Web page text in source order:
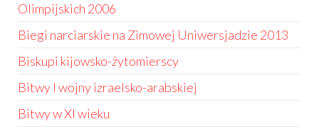
Olimpijskich 2006
Biegi narciarskie na Zimowej Uniwersjadzie 2013
Biskupi kijowsko-żytomierscy
Bitwy I wojny izraelsko-arabskiej
Bitwy w XI wieku